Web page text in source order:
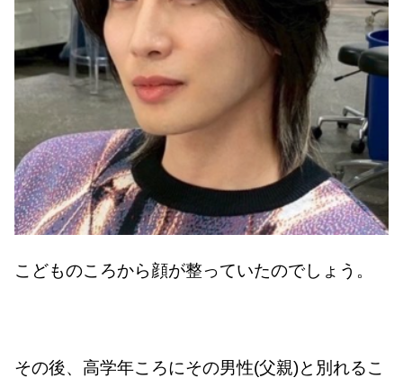
こどものころから顔が整っていたのでしょう。
その後、高学年ころにその男性(父親)と別れるこ